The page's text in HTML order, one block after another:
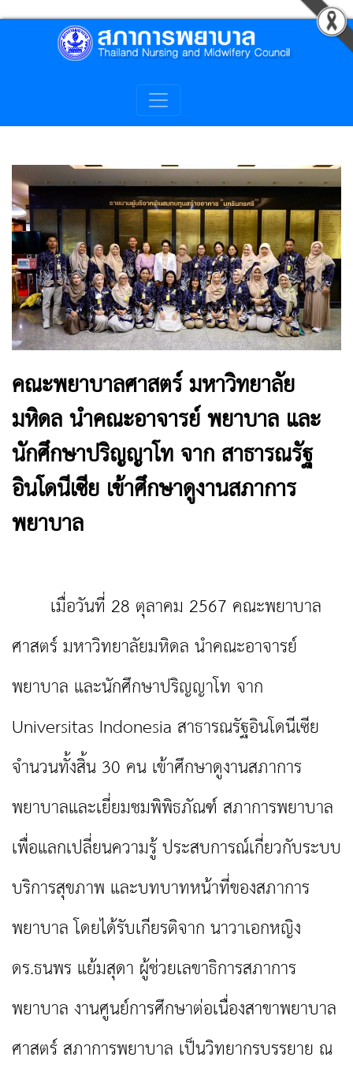
คณะพยาบาลศาสตร์ มหาวิทยาลัย
มหิดล นำคณะอาจารย์ พยาบาล และ
นักศึกษาปริญญาโท จาก สาธารณรัฐ
อินโดนีเซีย เข้าศึกษาดูงานสภาการ
พยาบาล
เมื่อวันที่ 28 ตุลาคม 2567 คณะพยาบาล
ศาสตร์ มหาวิทยาลัยมหิดล นำคณะอาจารย์
พยาบาล และนักศึกษาปริญญาโท จาก
Universitas Indonesia สาธารณรัฐอินโดนีเซีย
จำนวนทั้งสิ้น 30 คน เข้าศึกษาดูงานสภาการ
พยาบาลและเยี่ยมชมพิพิธภัณฑ์ สภาการพยาบาล
เพื่อแลกเปลี่ยนความรู้ ประสบการณ์เกี่ยวกับระบบ
บริการสุขภาพ และบทบาทหน้าที่ของสภาการ
พยาบาล โดยได้รับเกียรติจาก นาวาเอกหญิง
ดร.ธนพร แย้มสุดา ผู้ช่วยเลขาธิการสภาการ
พยาบาล งานศูนย์การศึกษาต่อเนื่องสาขาพยาบาล
ศาสตร์ สภาการพยาบาล เป็นวิทยากรบรรยาย ณ